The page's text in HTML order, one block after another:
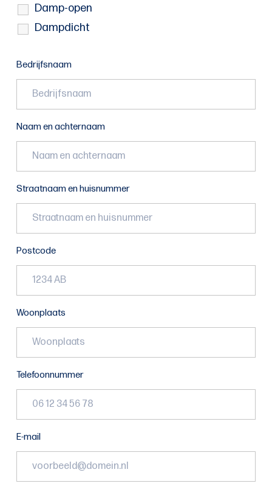
Damp-open
Dampdicht
Bedrijfsnaam
Naam en achternaam
Straatnaam en huisnummer
Postcode
Woonplaats
Telefoonnummer
E-mail